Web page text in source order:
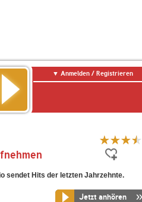
Anmelden / Registrieren
sendet Hits der letzten Jahrzehnte.
Jetzt anhören